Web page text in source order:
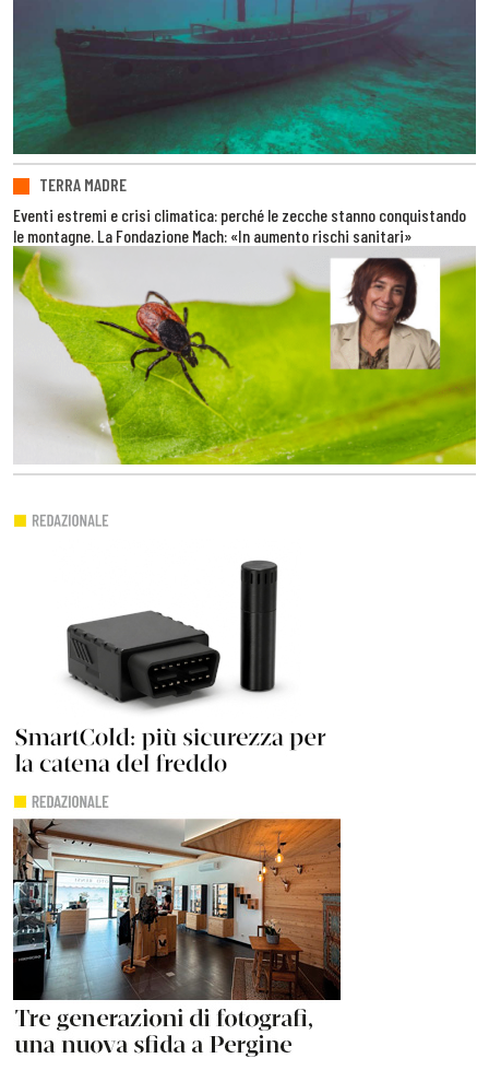
TERRA MADRE
Eventi estremi e crisi climatica: perché le zecche stanno conquistando
le montagne. La Fondazione Mach: «In aumento rischi sanitari»